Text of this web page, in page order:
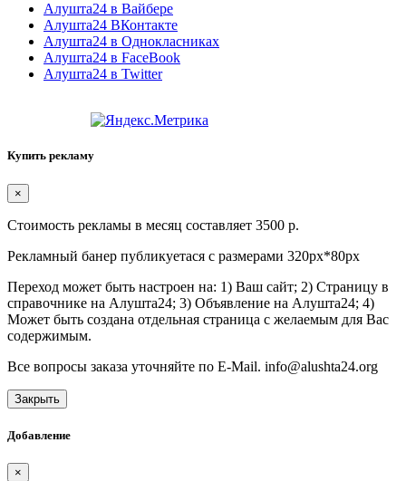
Алушта24 в Вайбере
Алушта24 ВКонтакте
Алушта24 в Однокласниках
Алушта24 в FaceBook
Алушта24 в Twitter
Купить рекламу
×
Стоимость рекламы в месяц составляет 3500 р.
Рекламный банер публикуетася с размерами 320px*80px
Переход может быть настроен на: 1) Ваш сайт; 2) Страницу в
справочнике на Алушта24; 3) Объявление на Алушта24; 4)
Может быть создана отдельная страница с желаемым для Вас
содержимым.
Все вопросы заказа уточняйте по E-Mail. info@alushta24.org
Закрыть
Добавление
×